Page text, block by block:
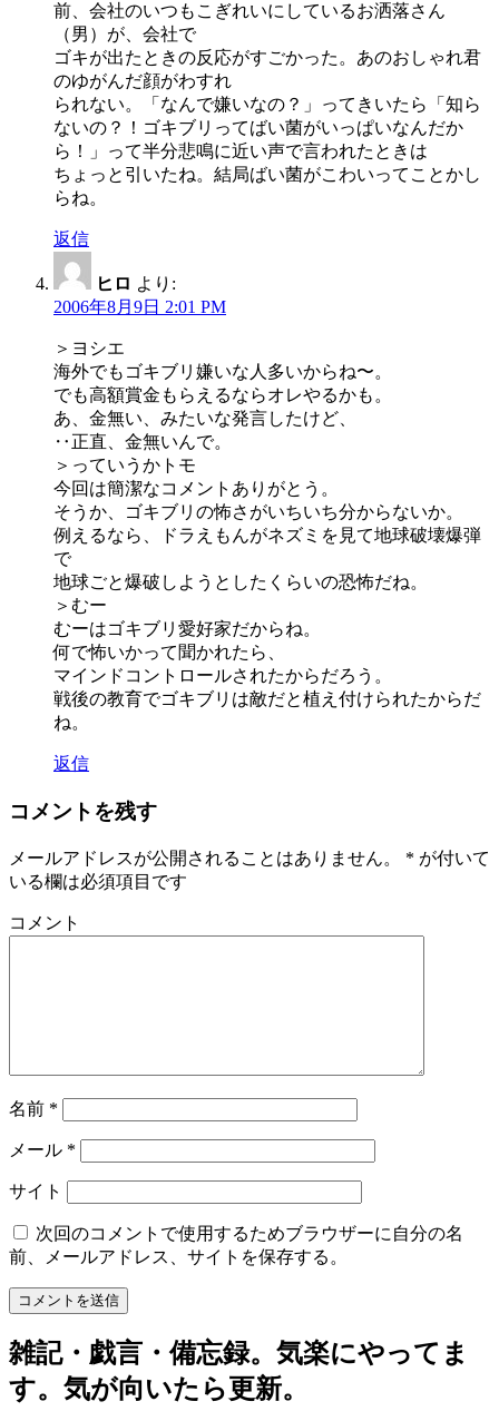
前、会社のいつもこぎれいにしているお洒落さん
（男）が、会社で
ゴキが出たときの反応がすごかった。あのおしゃれ君
のゆがんだ顔がわすれ
られない。「なんで嫌いなの？」ってきいたら「知ら
ないの？！ゴキブリってばい菌がいっぱいなんだか
ら！」って半分悲鳴に近い声で言われたときは
ちょっと引いたね。結局ばい菌がこわいってことかし
らね。
返信
ヒロ より:
2006年8月9日 2:01 PM
＞ヨシエ
海外でもゴキブリ嫌いな人多いからね〜。
でも高額賞金もらえるならオレやるかも。
あ、金無い、みたいな発言したけど、
‥正直、金無いんで。
＞っていうかトモ
今回は簡潔なコメントありがとう。
そうか、ゴキブリの怖さがいちいち分からないか。
例えるなら、ドラえもんがネズミを見て地球破壊爆弾
で
地球ごと爆破しようとしたくらいの恐怖だね。
＞むー
むーはゴキブリ愛好家だからね。
何で怖いかって聞かれたら、
マインドコントロールされたからだろう。
戦後の教育でゴキブリは敵だと植え付けられたからだ
ね。
返信
コメントを残す
メールアドレスが公開されることはありません。 * が付いて
いる欄は必須項目です
コメント
名前 *
メール *
サイト
次回のコメントで使用するためブラウザーに自分の名
前、メールアドレス、サイトを保存する。
雑記・戯言・備忘録。気楽にやってま
す。気が向いたら更新。